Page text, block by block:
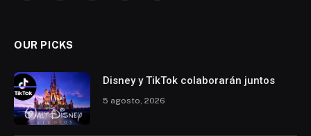
OUR PICKS
Disney y TikTok colaborarán juntos
5 agosto, 2026